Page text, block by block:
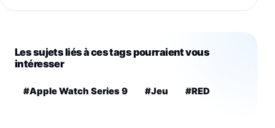
Les sujets liés à ces tags pourraient vous
intéresser
#Apple Watch Series 9 #Jeu #RED